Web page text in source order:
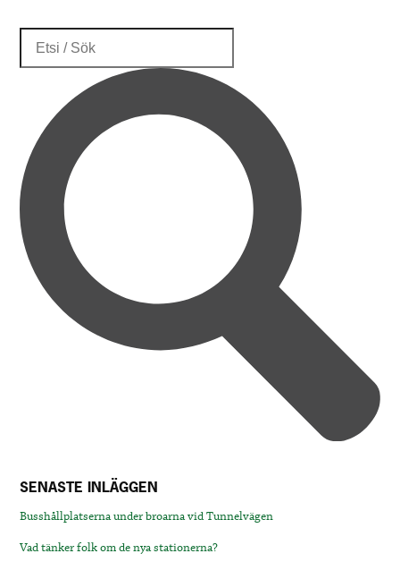
SENASTE INLÄGGEN
Busshållplatserna under broarna vid Tunnelvägen
Vad tänker folk om de nya stationerna?